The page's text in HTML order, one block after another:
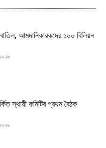
আমদানিকারকদের ১০০ বিলিয়ন
স্থায়ী কমিটির প্রথম বৈঠক